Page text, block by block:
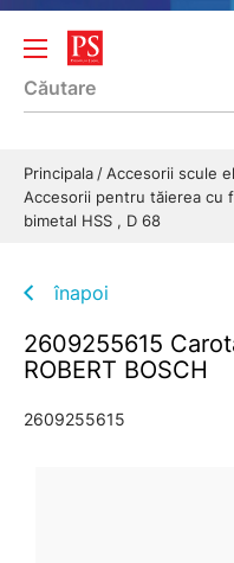
Principala Accesorii scule
Accesorii pentru tăierea cu
bimetal HSS , D 68
înapoi
2609255615
ROBERT BOSCH
2609255615